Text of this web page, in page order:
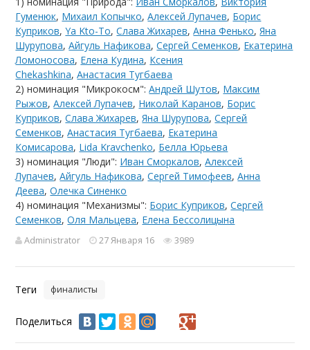
Гуменюк, Михаил Копычко,Алексей Лупачев, Борис
Куприков,Ya Kto-To,Слава Жихарев,Анна Фенько,Яна
Шурупова,Айгуль Нафикова,Сергей Семенков, Екатерина
Ломоносова, Елена Кудина, Ксения
Chekashkina,Анастасия Тугбаева
2) номинация "Микрокосм":Андрей Шутов, Максим
Рыжов,Алексей Лупачев, Николай Каранов, Борис
Куприков,Слава Жихарев,Яна Шурупова,Сергей
Семенков,Анастасия Тугбаева, Екатерина
Комисарова, Lida Kravchenko, Белла Юрьева
3) номинация "Люди": Иван Сморкалов,Алексей
Лупачев,Айгуль Нафикова,Сергей Тимофеев,Анна
Деева,Олечка Синенко
4) номинация "Механизмы": Борис Куприков,Сергей
Семенков,Оля Мальцева, Елена Бессолицына
Administrator 27 Января 16 3989
Теги финалисты
Поделиться